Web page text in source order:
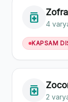
medication 4
KAPSAM
medication 2